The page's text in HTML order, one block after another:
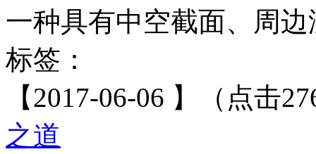
一种具有中空截面、周边
标签：
【2017-06-06 】（点击
之道